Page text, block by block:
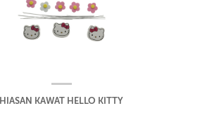
HIASAN KAWAT HELLO KITTY